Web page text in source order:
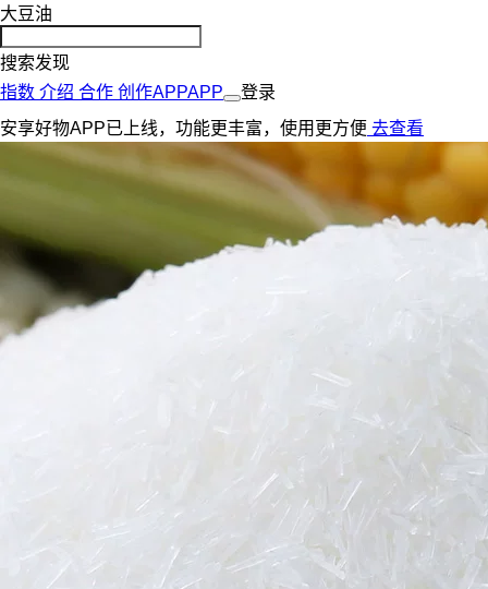
大豆油
搜索发现
指数 介绍 合作 创作APPAPP
登录
安享好物APP已上线，功能更丰富，使用更方便 去查看